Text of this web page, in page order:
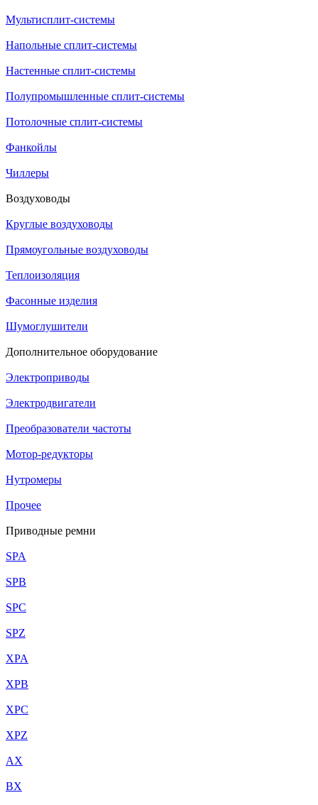
Мультисплит-системы
Напольные сплит-системы
Настенные сплит-системы
Полупромышленные сплит-системы
Потолочные сплит-системы
Фанкойлы
Чиллеры
Воздуховоды
Круглые воздуховоды
Прямоугольные воздуховоды
Теплоизоляция
Фасонные изделия
Шумоглушители
Дополнительное оборудование
Электроприводы
Электродвигатели
Преобразователи частоты
Мотор-редукторы
Нутромеры
Прочее
Приводные ремни
SPA
SPB
SPC
SPZ
XPA
XPB
XPC
XPZ
AX
BX